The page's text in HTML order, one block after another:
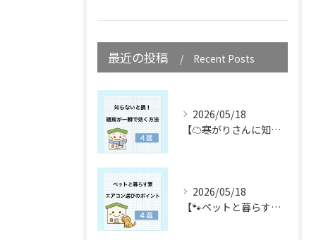
最近の投稿 Recent Posts
2026/05/18
【☁️寒がりさんに知ってほしい☁️】
2026/05/18
【🐾ペットと暮らす皆さん必見🐾】